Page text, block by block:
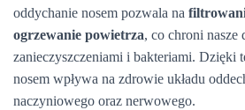
oddychanie nosem pozwala na
ogrzewanie powietrza, co chroni nasze
zanieczyszczeniami i bakteriami. Dzięki
nosem wpływa na zdrowie układu
naczyniowego oraz nerwowego.